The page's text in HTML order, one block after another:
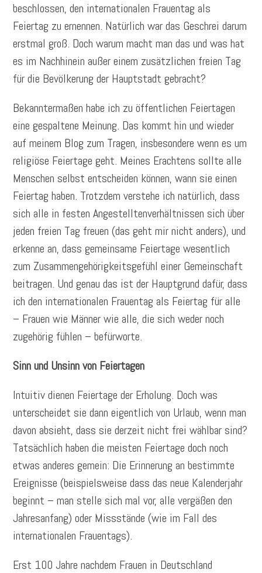
beschlossen, den internationalen Frauentag als
Feiertag zu ernennen. Natürlich war das Geschrei darum
erstmal groß. Doch warum macht man das und was hat
es im Nachhinein außer einem zusätzlichen freien Tag
für die Bevölkerung der Hauptstadt gebracht?
Bekanntermaßen habe ich zu öffentlichen Feiertagen
eine gespaltene Meinung. Das kommt hin und wieder
auf meinem Blog zum Tragen, insbesondere wenn es um
religiöse Feiertage geht. Meines Erachtens sollte alle
Menschen selbst entscheiden können, wann sie einen
Feiertag haben. Trotzdem verstehe ich natürlich, dass
sich alle in festen Angestelltenverhältnissen sich über
jeden freien Tag freuen (das geht mir nicht anders), und
erkenne an, dass gemeinsame Feiertage wesentlich
zum Zusammengehörigkeitsgefühl einer Gemeinschaft
beitragen. Und genau das ist der Hauptgrund dafür, dass
ich den internationalen Frauentag als Feiertag für alle
– Frauen wie Männer wie alle, die sich weder noch
zugehörig fühlen – befürworte.
Sinn und Unsinn von Feiertagen
Intuitiv dienen Feiertage der Erholung. Doch was
unterscheidet sie dann eigentlich von Urlaub, wenn man
davon absieht, dass sie derzeit nicht frei wählbar sind?
Tatsächlich haben die meisten Feiertage doch noch
etwas anderes gemein: Die Erinnerung an bestimmte
Ereignisse (beispielsweise dass das neue Kalenderjahr
beginnt – man stelle sich mal vor, alle vergäßen den
Jahresanfang) oder Missstände (wie im Fall des
internationalen Frauentags).
Erst 100 Jahre nachdem Frauen in Deutschland